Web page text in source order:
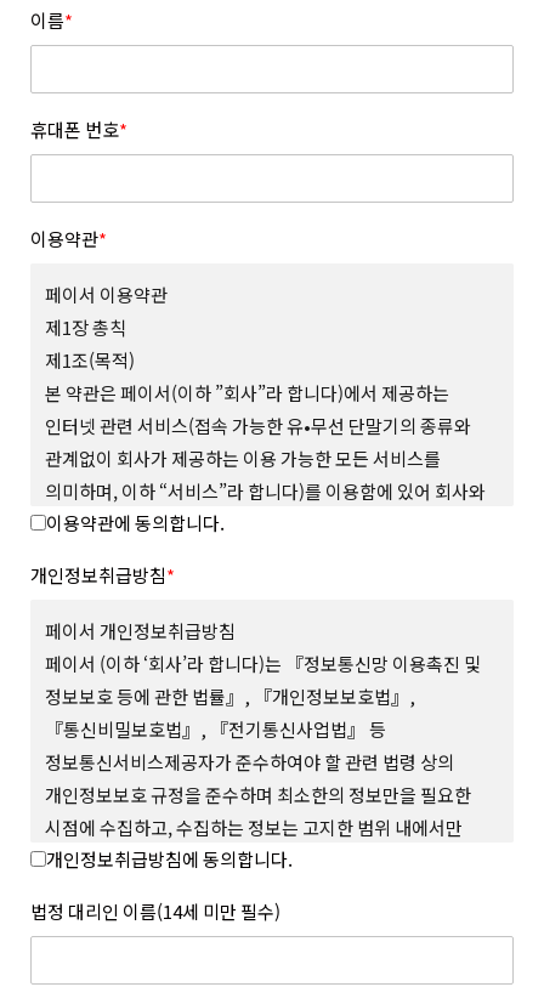
이름*
휴대폰 번호*
이용약관*
페이서 이용약관
제1장 총칙
제1조(목적)
본 약관은 페이서(이하 ”회사”라 합니다)에서 제공하는
인터넷 관련 서비스(접속 가능한 유•무선 단말기의 종류와
관계없이 회사가 제공하는 이용 가능한 모든 서비스를
의미하며, 이하 “서비스”라 합니다)를 이용함에 있어 회사와
회원의 권리와 의무, 책임사항을 규정함을 그 목적으로
제 2 조 (용어의 정의)
본 약관에서 사용하는 용어의 정의는 다음과 같습니다.
1. “사이트”란 회사가 재화 또는 서비스(이하 “상품 등”이라
합니다)를 회원에게 제공하기 위하여 컴퓨터 등 정보통신설비를
이용하여 상품 등을 거래할 수 있도록 설정한 가상의 영업장을
말하며 회사가 모바일 환경에서 서비스하는 모바일 웹과 앱을
포함합니다.
2. “회원”이라 함은 사이트에서 정한 소정의 절차를 거쳐
회원가입을 한 자로서, 약관에 따라 회사가 제공하는 서비스를
이용할 수 있는 자를 말합니다.
3. “아이디(ID)”라 함은 회원의 식별과 서비스의 이용을 위하여
서비스 연동을 통해 수집된 전자우편주소를 말합니다.
이용약관에 동의합니다.
개인정보취급방침*
페이서 개인정보취급방침
페이서 (이하 ‘회사’라 합니다)는 『정보통신망 이용촉진 및
정보보호 등에 관한 법률』, 『개인정보보호법』,
『통신비밀보호법』, 『전기통신사업법』 등
정보통신서비스제공자가 준수하여야 할 관련 법령 상의
개인정보보호 규정을 준수하며 최소한의 정보만을 필요한
시점에 수집하고, 수집하는 정보는 고지한 범위 내에서만
사용하며, 사전 동의 없이 그 범위를 초과하여 이용하거나
있습니다.
개인정보취급방침에 동의합니다.
법정 대리인 이름(14세 미만 필수)